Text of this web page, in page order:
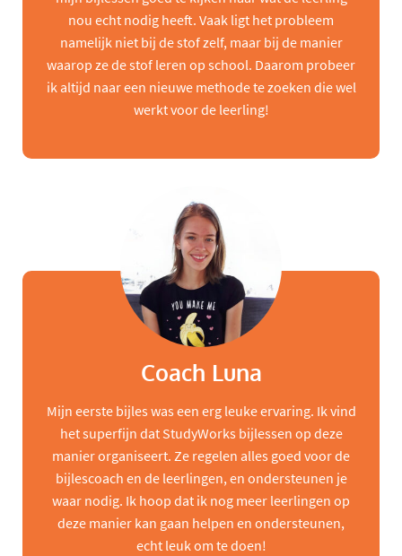
nou echt nodig heeft. Vaak ligt het probleem
namelijk niet bij de stof zelf, maar bij de manier
waarop ze de stof leren op school. Daarom probeer
ik altijd naar een nieuwe methode te zoeken die wel
werkt voor de leerling!
Coach Luna
Mijn eerste bijles was een erg leuke ervaring. Ik vind
het superfijn dat StudyWorks bijlessen op deze
manier organiseert. Ze regelen alles goed voor de
bijlescoach en de leerlingen, en ondersteunen je
waar nodig. Ik hoop dat ik nog meer leerlingen op
deze manier kan gaan helpen en ondersteunen,
echt leuk om te doen!